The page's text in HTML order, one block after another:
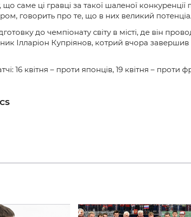
саме ці гравці за такої шаленої
говорить про те, що в них великий
до чемпіонату світу в місті, де він
Ілларіон Купріянов, котрий вчора
16 квітня – проти японців, 19 квітня – проти